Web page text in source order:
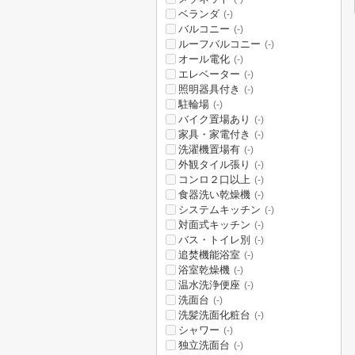
ベランダ (-)
バルコニー (-)
ルーフバルコニー (-)
オール電化 (-)
エレベーター (-)
照明器具付き (-)
駐輪場 (-)
バイク置場あり (-)
家具・家電付き (-)
洗濯機置場有 (-)
外観タイル張り (-)
コンロ２口以上 (-)
食器洗い乾燥機 (-)
システムキッチン (-)
対面式キッチン (-)
バス・トイレ別 (-)
追焚機能浴室 (-)
浴室乾燥機 (-)
温水洗浄便座 (-)
洗面台 (-)
洗髪洗面化粧台 (-)
シャワー (-)
独立洗面台 (-)